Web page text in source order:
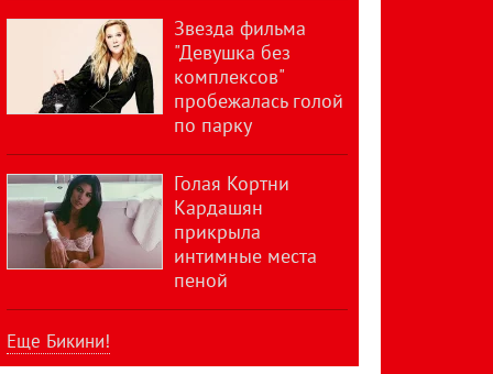
Звезда фильма
"Девушка без
комплексов"
пробежалась голой
по парку
Голая Кортни
Кардашян
прикрыла
интимные места
пеной
Еще Бикини!